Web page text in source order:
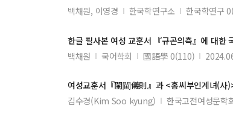
백채원, 이영경 한국학연구소 한국학연구
한글 필사본 여성 교훈서 『규곤의측』에 대한
백채원 국어학회 國語學 0(110)
여성교훈서『閨閫儀則』과 <홍씨부인계녀(사
김수경(Kim Soo kyung) 한국고전여성문학